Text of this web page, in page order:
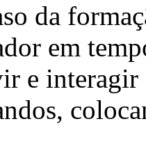
da
em
e interagir